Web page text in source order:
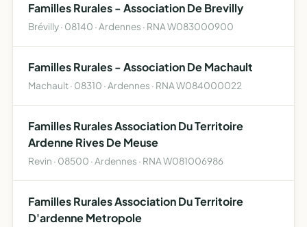
Familles Rurales - Association De Brevilly
Brévilly · 08140 · Ardennes · RNA W083000900
Familles Rurales - Association De Machault
Machault · 08310 · Ardennes · RNA W084000022
Familles Rurales Association Du Territoire
Ardenne Rives De Meuse
Revin · 08500 · Ardennes · RNA W081006986
Familles Rurales Association Du Territoire
D'ardenne Metropole